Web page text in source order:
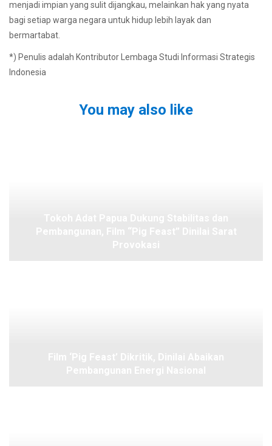
menjadi impian yang sulit dijangkau, melainkan hak yang nyata
bagi setiap warga negara untuk hidup lebih layak dan
bermartabat.
*) Penulis adalah Kontributor Lembaga Studi Informasi Strategis
Indonesia
You may also like